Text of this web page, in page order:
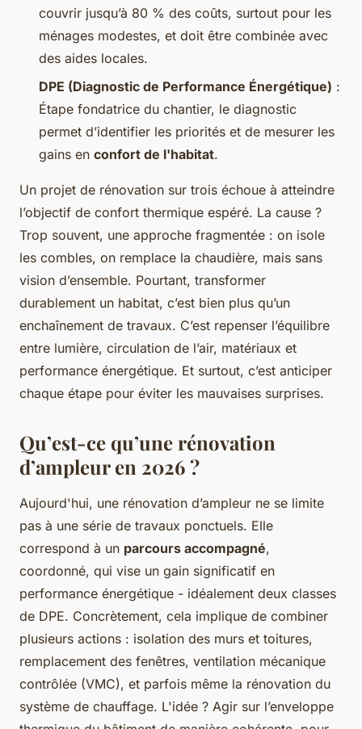
couvrir jusqu’à 80 % des coûts, surtout pour les
ménages modestes, et doit être combinée avec
des aides locales.
DPE (Diagnostic de Performance Énergétique) :
Étape fondatrice du chantier, le diagnostic
permet d’identifier les priorités et de mesurer les
gains en confort de l'habitat.
Un projet de rénovation sur trois échoue à atteindre
l’objectif de confort thermique espéré. La cause ?
Trop souvent, une approche fragmentée : on isole
les combles, on remplace la chaudière, mais sans
vision d’ensemble. Pourtant, transformer
durablement un habitat, c’est bien plus qu’un
enchaînement de travaux. C’est repenser l’équilibre
entre lumière, circulation de l’air, matériaux et
performance énergétique. Et surtout, c’est anticiper
chaque étape pour éviter les mauvaises surprises.
Qu’est-ce qu’une rénovation
d’ampleur en 2026 ?
Aujourd'hui, une rénovation d’ampleur ne se limite
pas à une série de travaux ponctuels. Elle
correspond à un parcours accompagné,
coordonné, qui vise un gain significatif en
performance énergétique - idéalement deux classes
de DPE. Concrètement, cela implique de combiner
plusieurs actions : isolation des murs et toitures,
remplacement des fenêtres, ventilation mécanique
contrôlée (VMC), et parfois même la rénovation du
système de chauffage. L'idée ? Agir sur l’enveloppe